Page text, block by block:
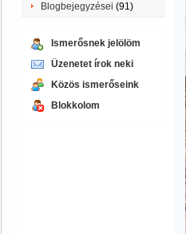
Blogbejegyzései (91)
Ismerősnek jelölöm
Üzenetet írok neki
Közös ismerőseink
Blokkolom